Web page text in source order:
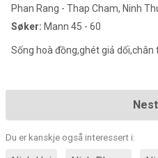
Phan Rang - Thap Cham, Ninh
Søker: Mann 45 - 60
Sống hoà đồng,ghét giả dối,chân
Du er kanskje også interessert i: